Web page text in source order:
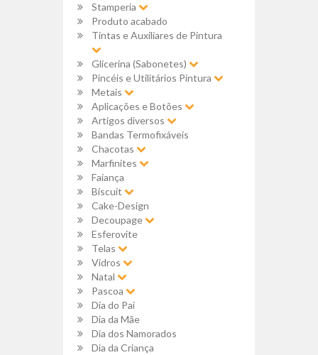
Stamperia
Produto acabado
Tintas e Auxiliares de Pintura
Glicerina (Sabonetes)
Pincéis e Utilitários Pintura
Metais
Aplicações e Botões
Artigos diversos
Bandas Termofixáveis
Chacotas
Marfinites
Faiança
Biscuit
Cake-Design
Decoupage
Esferovite
Telas
Vidros
Natal
Pascoa
Dia do Pai
Dia da Mãe
Dia dos Namorados
Dia da Criança